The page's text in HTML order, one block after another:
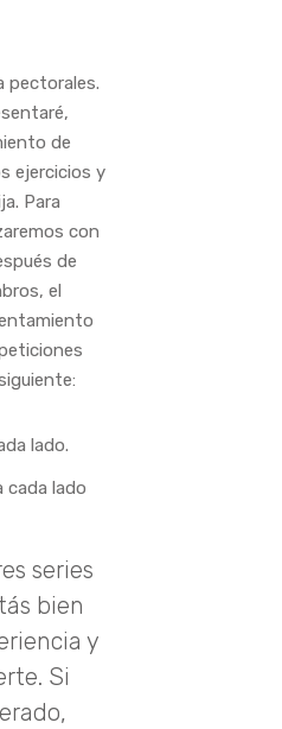
pectorales.
de
ejercicios y
Para
con
de
el
lado.
cada lado
series
bien
y
Si